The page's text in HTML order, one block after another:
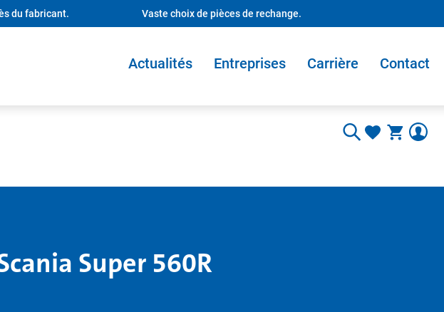
du fabricant. Vaste choix de pièces de rechange.
Actualités Entreprises Carrière Contact
Super 560R